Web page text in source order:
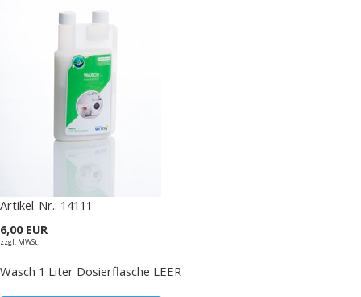
Artikel-Nr.: 14111
6,00 EUR
zzgl. MWSt.
Wasch 1 Liter Dosierflasche LEER